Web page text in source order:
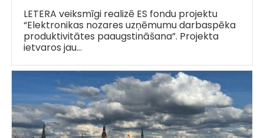
LETERA veiksmīgi realizē ES fondu projektu
“Elektronikas nozares uzņēmumu darbaspēka
produktivitātes paaugstināšana”. Projekta
ietvaros jau…